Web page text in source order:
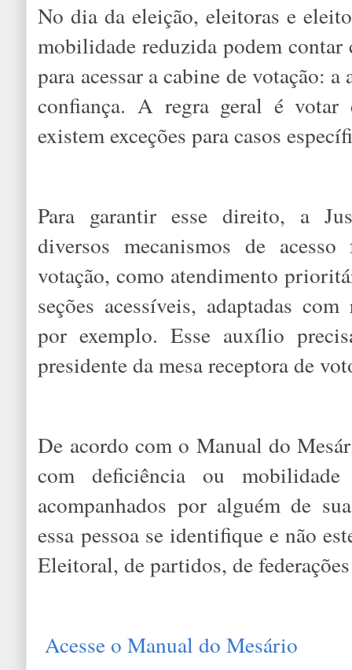
No dia da eleição, eleitoras e
mobilidade reduzida podem
para acessar a cabine de votação: a
confiança. A regra geral é votar
existem exceções para casos
Para garantir esse direito, a
diversos mecanismos de
votação, como atendimento
seções acessíveis, adaptadas
por exemplo. Esse auxílio
presidente da mesa receptora de
De acordo com o Manual do
com deficiência ou
acompanhados por alguém de
essa pessoa se identifique e não
Eleitoral, de partidos, de
Acesse o Manual do Mesário